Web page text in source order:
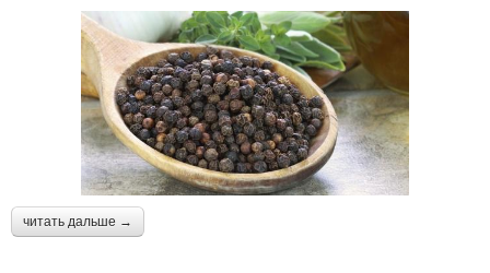
читать дальше →